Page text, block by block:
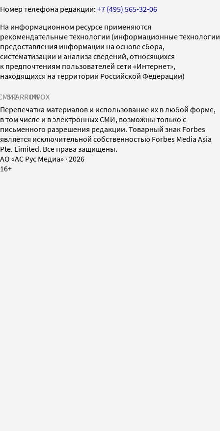
Номер телефона редакции: +7 (495) 565-32-06
На информационном ресурсе применяются
рекомендательные технологии (информационные технологии
предоставления информации на основе сбора,
систематизации и анализа сведений, относящихся
к предпочтениям пользователей сети «Интернет»,
находящихся на территории Российской Федерации)
SPARROWINFOX
Перепечатка материалов и использование их в любой форме,
в том числе и в электронных СМИ, возможны только с
письменного разрешения редакции. Товарный знак Forbes
является исключительной собственностью Forbes Media Asia
Pte. Limited. Все права защищены.
AO «АС Рус Медиа» · 2026
16+